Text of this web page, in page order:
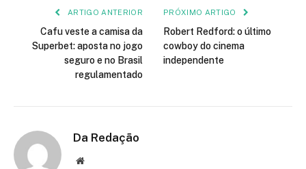
ARTIGO ANTERIOR
Cafu veste a camisa da
Superbet: aposta no jogo
seguro e no Brasil
regulamentado
PRÓXIMO ARTIGO
Robert Redford: o último
cowboy do cinema
independente
Da Redação
Site